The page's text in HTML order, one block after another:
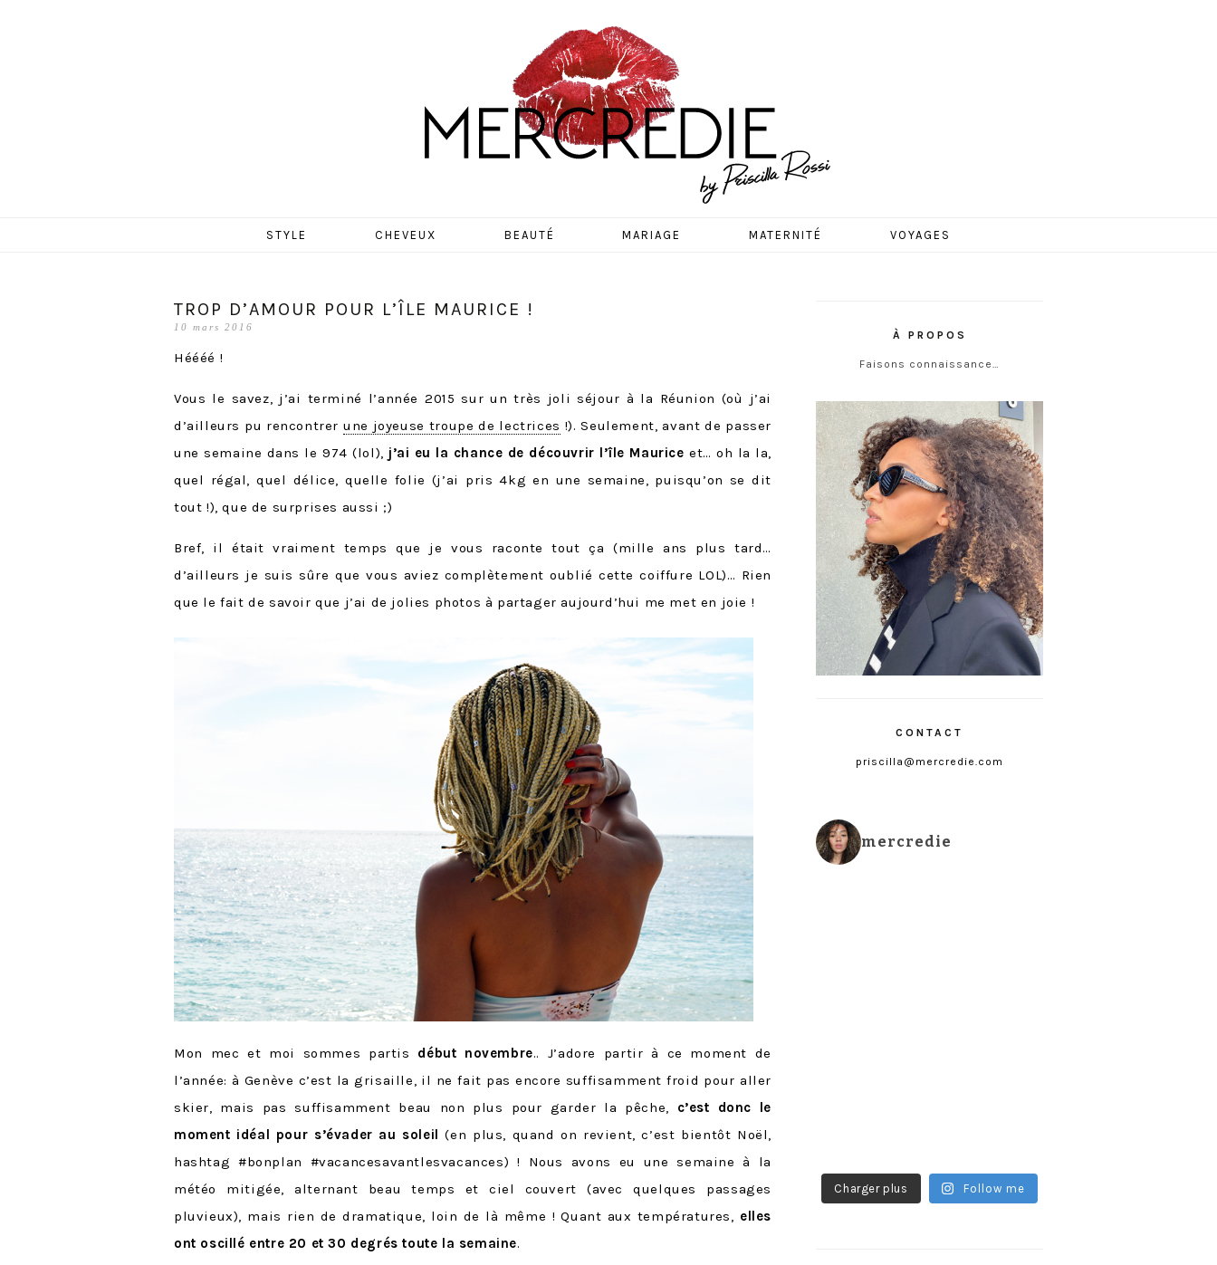
MERCREDIE
STYLE CHEVEUX BEAUTÉ MARIAGE MATERNITÉ VOYAGES
TROP D’AMOUR POUR L’ÎLE MAURICE !
10 mars 2016
Héééé !
Vous le savez, j’ai terminé l’année 2015 sur un très joli séjour à la Réunion (où j’ai
d’ailleurs pu rencontrer une joyeuse troupe de lectrices !). Seulement, avant de passer
une semaine dans le 974 (lol), j’ai eu la chance de découvrir l’île Maurice et… oh la la,
quel régal, quel délice, quelle folie (j’ai pris 4kg en une semaine, puisqu’on se dit
tout !), que de surprises aussi ;)
Bref, il était vraiment temps que je vous raconte tout ça (mille ans plus tard…
d’ailleurs je suis sûre que vous aviez complètement oublié cette coiffure LOL)… Rien
que le fait de savoir que j’ai de jolies photos à partager aujourd’hui me met en joie !
Mon mec et moi sommes partis début novembre.. J’adore partir à ce moment de
l’année: à Genève c’est la grisaille, il ne fait pas encore suffisamment froid pour aller
skier, mais pas suffisamment beau non plus pour garder la pêche, c’est donc le
moment idéal pour s’évader au soleil (en plus, quand on revient, c’est bientôt Noël,
hashtag #bonplan #vacancesavantlesvacances) ! Nous avons eu une semaine à la
météo mitigée, alternant beau temps et ciel couvert (avec quelques passages
pluvieux), mais rien de dramatique, loin de là même ! Quant aux températures, elles
ont oscillé entre 20 et 30 degrés toute la semaine.
À PROPOS
Faisons connaissance…
CONTACT
priscilla@mercredie.com
mercredie
Charger plus Follow me